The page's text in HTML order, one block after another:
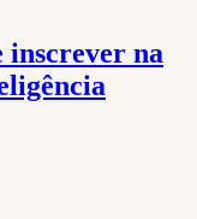
inscrever na